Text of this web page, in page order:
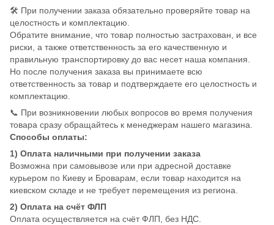
🛠️ При получении заказа обязательно проверяйте товар на
целостность и комплектацию.
Обратите внимание, что товар полностью застрахован, и все
риски, а также ответственность за его качественную и
правильную транспортировку до вас несет наша компания.
Но после получения заказа вы принимаете всю
ответственность за товар и подтверждаете его целостность и
комплектацию.
📞 При возникновении любых вопросов во время получения
товара сразу обращайтесь к менеджерам нашего магазина.
Способы оплаты:
1) Оплата наличными при получении заказа
Возможна при самовывозе или при адресной доставке
курьером по Киеву и Броварам, если товар находится на
киевском складе и не требует перемещения из региона.
2) Оплата на счёт ФЛП
Оплата осуществляется на счёт ФЛП, без НДС.